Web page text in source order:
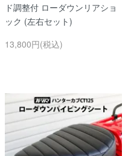
ド調整付 ローダウンリアショ
ック (左右セット)
13,800円(税込)